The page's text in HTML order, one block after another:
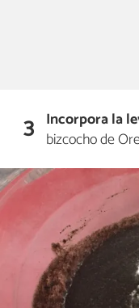
3 Incorpora la
bizcocho de